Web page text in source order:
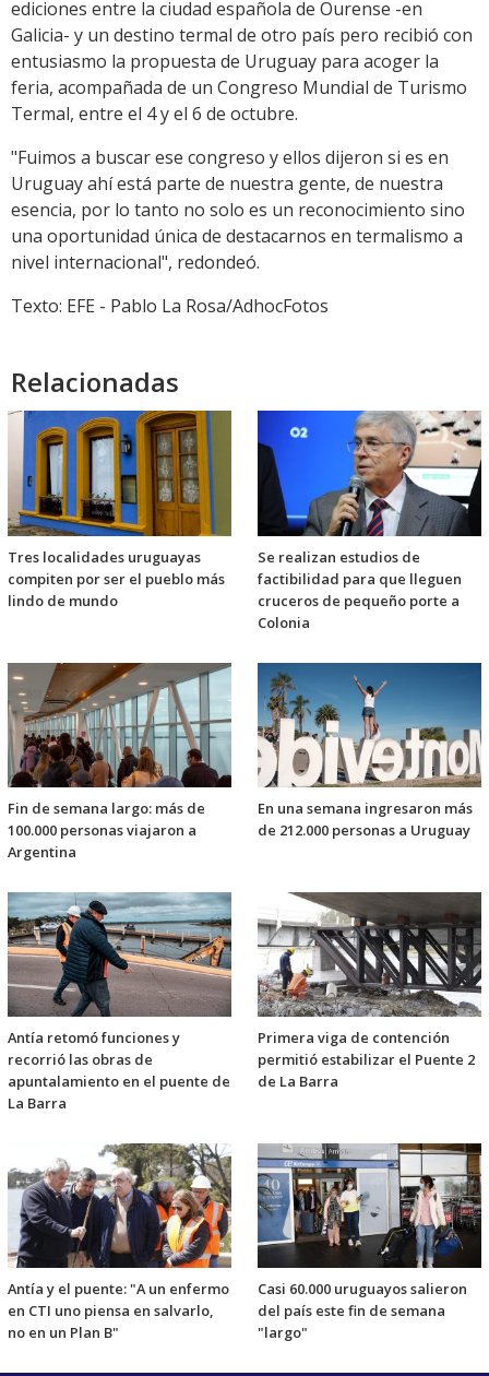
ediciones entre la ciudad española de Ourense -en
Galicia- y un destino termal de otro país pero recibió con
entusiasmo la propuesta de Uruguay para acoger la
feria, acompañada de un Congreso Mundial de Turismo
Termal, entre el 4 y el 6 de octubre.
"Fuimos a buscar ese congreso y ellos dijeron si es en
Uruguay ahí está parte de nuestra gente, de nuestra
esencia, por lo tanto no solo es un reconocimiento sino
una oportunidad única de destacarnos en termalismo a
nivel internacional", redondeó.
Texto: EFE - Pablo La Rosa/AdhocFotos
Relacionadas
Tres localidades uruguayas
compiten por ser el pueblo más
lindo de mundo
Se realizan estudios de
factibilidad para que lleguen
cruceros de pequeño porte a
Colonia
Fin de semana largo: más de
100.000 personas viajaron a
Argentina
En una semana ingresaron más
de 212.000 personas a Uruguay
Antía retomó funciones y
recorrió las obras de
apuntalamiento en el puente de
La Barra
Primera viga de contención
permitió estabilizar el Puente 2
de La Barra
Antía y el puente: "A un enfermo
en CTI uno piensa en salvarlo,
no en un Plan B"
Casi 60.000 uruguayos salieron
del país este fin de semana
"largo"